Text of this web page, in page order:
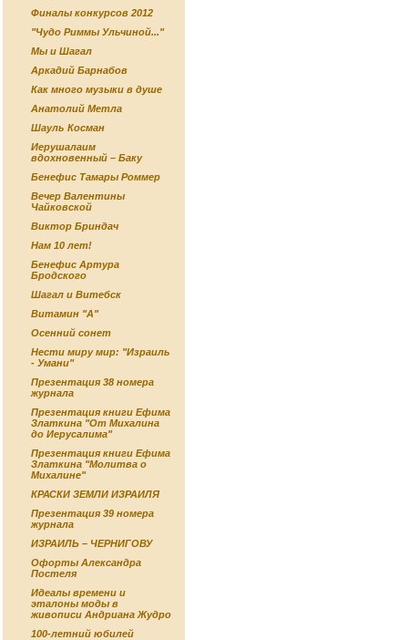
Финалы конкурсов 2012
"Чудо Риммы Ульчиной..."
Мы и Шагал
Аркадий Барнабов
Как много музыки в душе
Анатолий Метла
Шауль Косман
Иерушалаим
вдохновенный – Баку
Бенефис Тамары Роммер
Вечер Валентины
Чайковской
Виктор Бриндач
Нам 10 лет!
Бенефис Артура
Бродского
Шагал и Витебск
Витамин "А"
Осенний сонет
Нести миру мир: "Израиль
- Умани"
Презентация 38 номера
журнала
Презентация книги Ефима
Златкина "От Михалина
до Иерусалима"
Презентация книги Ефима
Златкина "Молитва о
Михалине"
КРАСКИ ЗЕМЛИ ИЗРАИЛЯ
Презентация 39 номера
журнала
ИЗРАИЛЬ – ЧЕРНИГОВУ
Офорты Александра
Постеля
Идеалы времени и
эталоны моды в
живописи Андриана Жудро
100-летний юбилей